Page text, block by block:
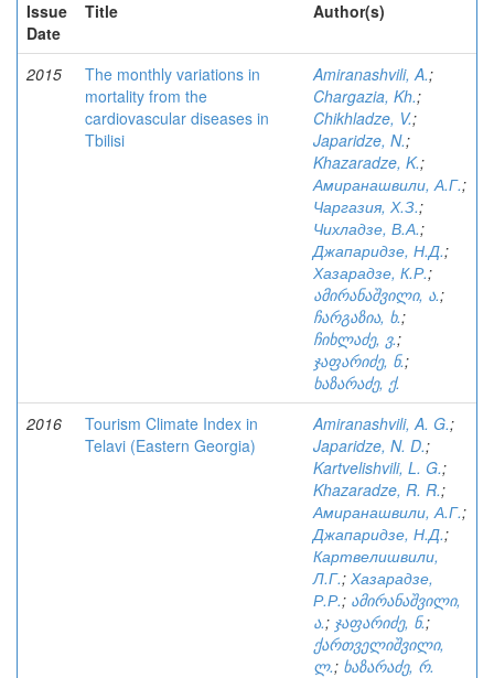
Issue
Date
Title Author(s)
2015
The monthly variations in
mortality from the
cardiovascular diseases in
Tbilisi
Amiranashvili, A.;
Chargazia, Kh.;
Chikhladze, V.;
Japaridze, N.;
Khazaradze, K.;
Амиранашвили, А.Г.;
Чаргазия, Х.З.;
Чихладзе, В.А.;
Джапаридзе, Н.Д.;
Хазарадзе, К.Р.;
ამირანაშვილი, ა.;
ჩარგაზია, ხ.;
ჩიხლაძე, ვ.;
ჯაფარიძე, ნ.;
ხაზარაძე, ქ.
2016
Tourism Climate Index in
Telavi (Eastern Georgia)
Amiranashvili, A. G.;
Japaridze, N. D.;
Kartvelishvili, L. G.;
Khazaradze, R. R.;
Амиранашвили, А.Г.;
Джапаридзе, Н.Д.;
Картвелишвили,
Л.Г.; Хазарадзе,
Р.Р.; ამირანაშვილი,
ა.; ჯაფარიძე, ნ.;
ქართველიშვილი,
ლ.; ხაზარაძე, რ.